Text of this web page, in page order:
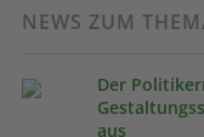
NEWS ZUM
Der
aus